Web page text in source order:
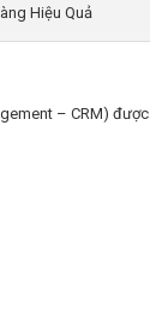
Hiệu Quả
– CRM)